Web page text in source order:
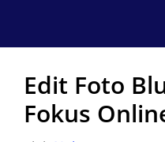
isi
Edit Foto
Fokus